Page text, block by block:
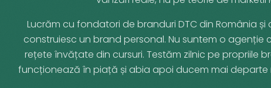
Lucrăm cu fondatori de branduri DTC din România și
construiesc un brand personal. Nu suntem o agenție
rețete învățate din cursuri. Testăm zilnic pe propriile
funcționează în piață și abia apoi ducem mai